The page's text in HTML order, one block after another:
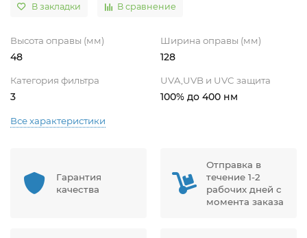
В закладки В сравнение
Высота оправы (мм)
48
Ширина оправы (мм)
128
Категория фильтра
3
UVA,UVB и UVC защита
100% до 400 нм
Все характеристики
Гарантия
качества
Отправка в
течение 1-2
рабочих дней с
момента заказа